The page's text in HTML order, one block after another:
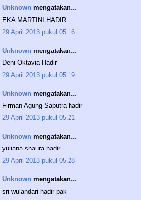
Unknown mengatakan...
EKA MARTINI HADIR
29 April 2013 pukul 05.16
Unknown mengatakan...
Deni Oktavia Hadir
29 April 2013 pukul 05.19
Unknown mengatakan...
Firman Agung Saputra hadir
29 April 2013 pukul 05.21
Unknown mengatakan...
yuliana shaura hadir
29 April 2013 pukul 05.28
Unknown mengatakan...
sri wulandari hadir pak